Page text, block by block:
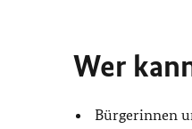
Wer
Bürgerinnen